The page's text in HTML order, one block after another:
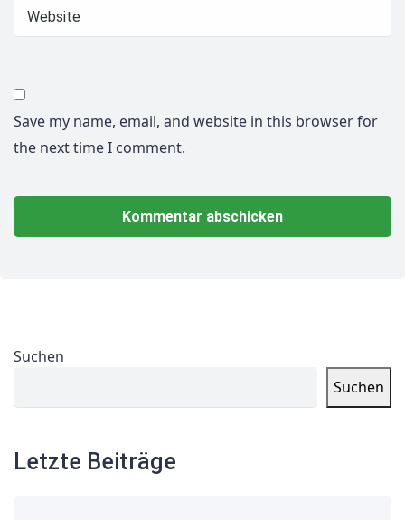
Save my name, email, and website in this browser for
the next time I comment.
Suchen
Suchen
Letzte Beiträge